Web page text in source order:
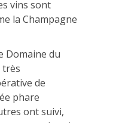
vins sont
la Champagne
Domaine du
très
de
phare
ont suivi,